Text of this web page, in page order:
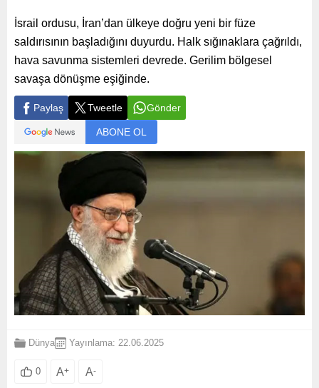
İsrail ordusu, İran’dan ülkeye doğru yeni bir füze
saldırısının başladığını duyurdu. Halk sığınaklara çağrıldı,
hava savunma sistemleri devrede. Gerilim bölgesel
savaşa dönüşme eşiğinde.
Paylaş Tweetle Gönder
ABONE OL
Dünya Yayınlama: 22.06.2025
0 A+ A-